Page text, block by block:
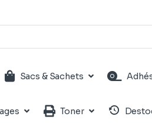
Sacs & Sachets
Toner